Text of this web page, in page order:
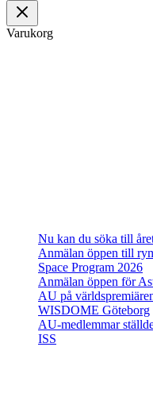
Varukorg
Nu kan du söka till
Anmälan öppen till
Space Program 2026
Anmälan öppen för
AU på
WISDOME Göteborg
AU-medlemmar
ISS